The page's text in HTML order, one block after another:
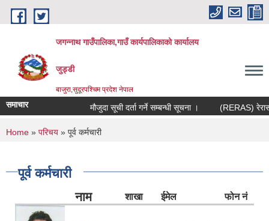
Skip to main content
जगन्नाथ गाउँपालिका,गाउँ कार्यपालिकाको कार्यालय
जुड्डी
बाजुरा,सुदूरपश्चिम प्रदेश नेपाल
समाचार मौजुदा सूची दर्ता गर्ने सम्बन्धी सूचना । (RERAS) रेरास
You are here
Home » परिचय » पूर्व कर्मचारी
पूर्व कर्मचारी
नाम शाखा ईमेल फोन नं